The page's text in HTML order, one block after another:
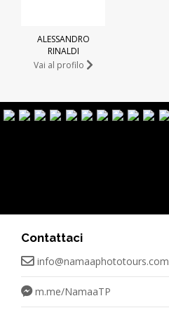
ALESSANDRO
RINALDI
Vai al profilo
Contattaci
info@namaaphototours.com
m.me/NamaaTP